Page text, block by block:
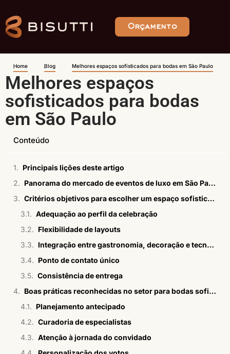
Orçamento
Home Blog Melhores espaços sofisticados para bodas em São Paulo
Melhores espaços
sofisticados para bodas
em São Paulo
Conteúdo
Principais lições deste artigo
Panorama do mercado de eventos de luxo em São Paulo em 2026
Critérios objetivos para escolher um espaço sofisticado para bodas
Adequação ao perfil da celebração
Flexibilidade de layouts
Integração entre gastronomia, decoração e tecnologia
Ponto de contato único
Consistência de entrega
Boas práticas reconhecidas no setor para bodas sofisticadas
Planejamento antecipado
Curadoria de especialistas
Atenção à jornada do convidado